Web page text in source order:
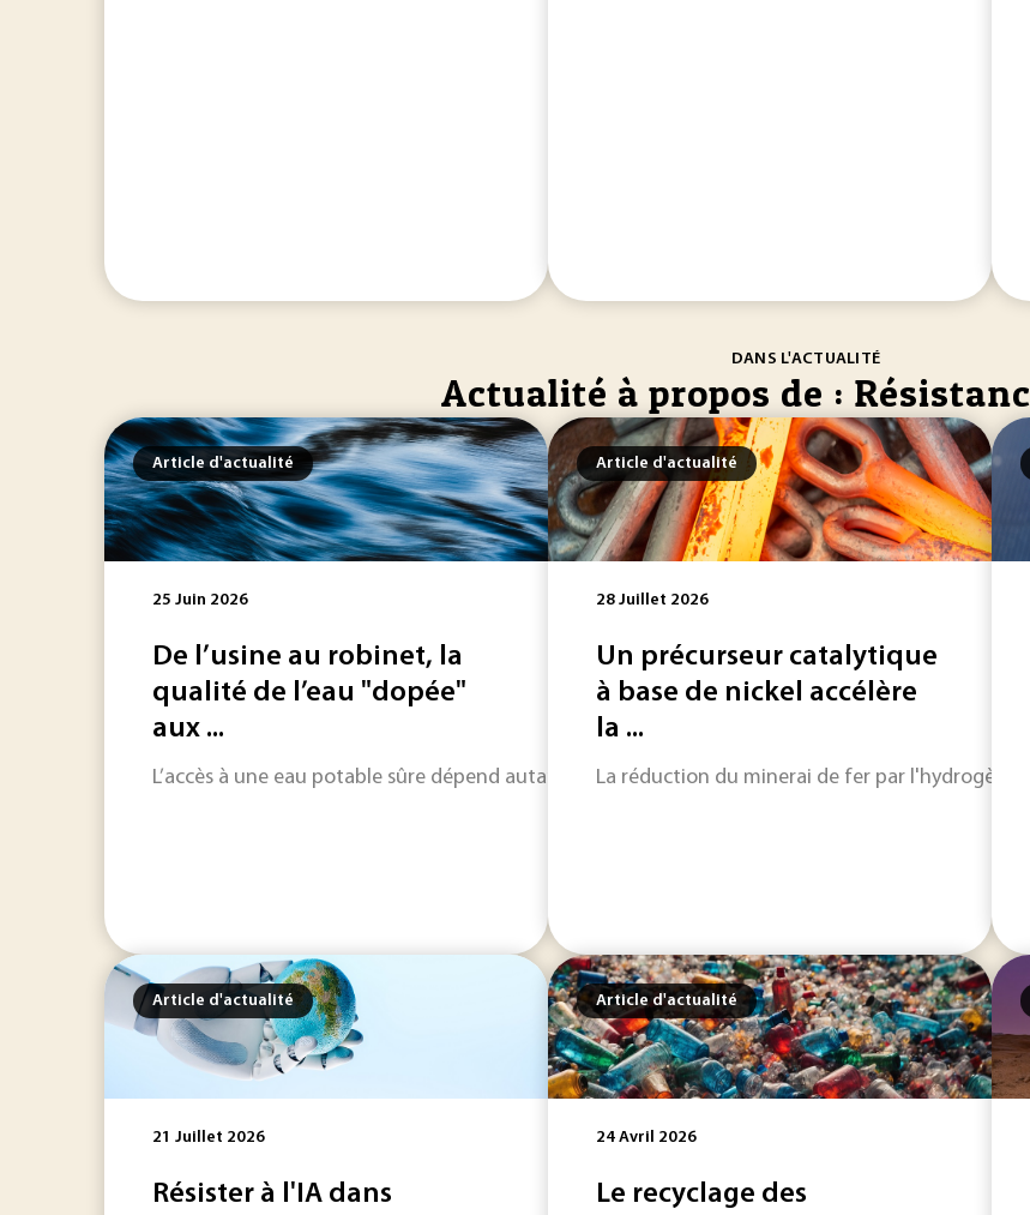
DANS L'ACTUALITÉ
Actualité à propos de :
Article d'actualité
25 Juin 2026
De l’usine au robinet, la
qualité de l’eau "dopée"
aux ...
L’accès à une eau potable sûre dépend autant de la protection des ressources que de la
Article d'actualité
28 Juillet 2026
Un précurseur catalytique
à base de nickel accélère
la ...
La réduction du minerai de fer par l'hydrogène
Article d'actualité
21 Juillet 2026
Résister à l'IA dans
Article d'actualité
24 Avril 2026
Le recyclage des